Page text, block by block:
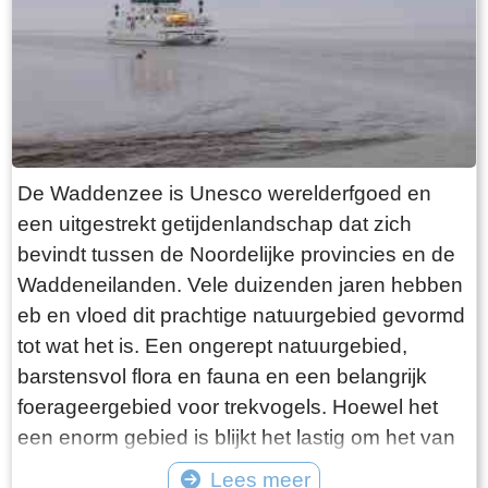
want deze is aan de binnenkant ook de moeite
waard. Er hangt een aantal historische houten
rouwborden aan de muur. In de huizen brandt
licht en de kachel. Aan de andere kant van de
terp loop je weer naar beneden, nu via voetpad
van gele klinkers. Als je daarna links aanhoudt
kom je gewoon weer uit waar je bent begonnen.
Het is moeilijk voor te stellen dat een dergelijk
terp ooit door mensenhanden is gemaakt.
Terpen hadden een belangrijke functie als
bescherming tegen overstromingen vanuit zee.
Na de aanleg van dijken werden ze, ontdaan
van hun nut, voor het grootste deel weer
afgegraven. De vruchtbare grond naar elders
verscheept. Hoe rigoureus deze vorm van
De Waddenzee is Unesco werelderfgoed en
een uitgestrekt getijdenlandschap dat zich
bevindt tussen de Noordelijke provincies en de
Waddeneilanden. Vele duizenden jaren hebben
eb en vloed dit prachtige natuurgebied gevormd
tot wat het is. Een ongerept natuurgebied,
barstensvol flora en fauna en een belangrijk
foerageergebied voor trekvogels. Hoewel het
een enorm gebied is blijkt het lastig om het van
dichtbij te zien en ervaren. Natuurlijk kun je in
Lees meer